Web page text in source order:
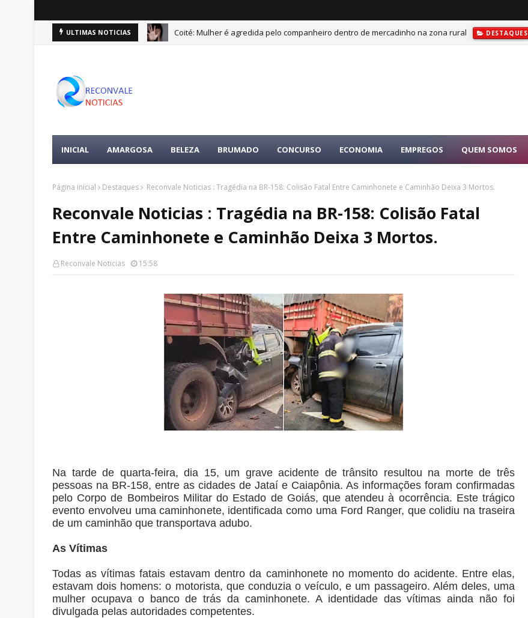
ULTIMAS NOTICIAS Coité: Mulher é agredida pelo companheiro dentro de mercadinho na zona rural DESTAQUES
INICIAL AMARGOSA BELEZA BRUMADO CONCURSO ECONOMIA EMPREGOS QUEM SOMOS
Página inicial Destaques Reconvale Noticias : Tragédia na BR-158: Colisão Fatal Entre Caminhonete e Caminhão Deixa 3 Mortos.
Reconvale Noticias : Tragédia na BR-158: Colisão Fatal
Entre Caminhonete e Caminhão Deixa 3 Mortos.
Reconvale Noticias 15:58
Na tarde de quarta-feira, dia 15, um grave acidente de trânsito resultou na morte de três
pessoas na BR-158, entre as cidades de Jataí e Caiapônia. As informações foram confirmadas
pelo Corpo de Bombeiros Militar do Estado de Goiás, que atendeu à ocorrência. Este trágico
evento envolveu uma caminhonete, identificada como uma Ford Ranger, que colidiu na traseira
de um caminhão que transportava adubo.
As Vítimas
Todas as vítimas fatais estavam dentro da caminhonete no momento do acidente. Entre elas,
estavam dois homens: o motorista, que conduzia o veículo, e um passageiro. Além deles, uma
mulher ocupava o banco de trás da caminhonete. A identidade das vítimas ainda não foi
divulgada pelas autoridades competentes.